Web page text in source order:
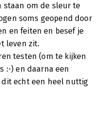
om de sleur te
soms geopend door
en feiten en besef je
leven zit.
testen (om te kijken
:-) en daarna een
echt een heel nuttig